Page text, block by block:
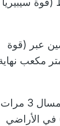
عبر (قوة
2) ومن الغاز المسال إلى 100 مليار متر مكعب
تسعى روسيا على مضاعفة قدراتها التصديرية
في الأراضي